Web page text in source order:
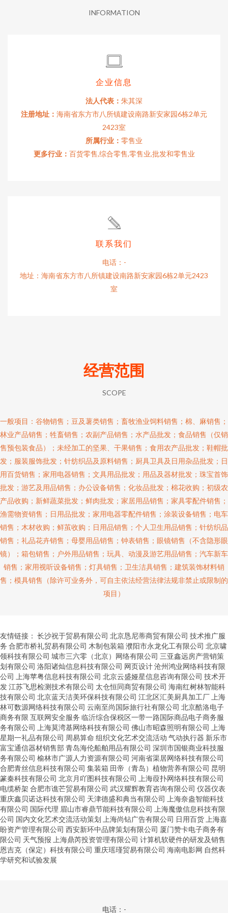
INFORMATION
企业信息
法人代表： 朱其深
注册地址： 海南省东方市八所镇建设南路新安家园6栋2单元
2423室
所属行业： 零售业
更多行业： 百货零售,综合零售,零售业,批发和零售业
联系我们
电话：-
地址：海南省东方市八所镇建设南路新安家园6栋2单元2423
室
经营范围
SCOPE
一般项目：谷物销售；豆及薯类销售；畜牧渔业饲料销售；棉、麻销售；
林业产品销售；牲畜销售；农副产品销售；水产品批发；食品销售（仅销
售预包装食品）；未经加工的坚果、干果销售；食用农产品批发；鞋帽批
发；服装服饰批发；针纺织品及原料销售；厨具卫具及日用杂品批发；日
用百货销售；家用电器销售；文具用品批发；用品及器材批发；珠宝首饰
批发；游艺及用品销售；办公设备销售；化妆品批发；棉花收购；初级农
产品收购；新鲜蔬菜批发；鲜肉批发；家居用品销售；家具零配件销售；
渔需物资销售；日用品批发；家用电器零配件销售；涂装设备销售；电车
销售；木材收购；鲜茧收购；日用品销售；个人卫生用品销售；针纺织品
销售；礼品花卉销售；母婴用品销售；钟表销售；眼镜销售（不含隐形眼
镜）；箱包销售；户外用品销售；玩具、动漫及游艺用品销售；汽车新车
销售；家用视听设备销售；灯具销售；卫生洁具销售；建筑装饰材料销
售；模具销售（除许可业务外，可自主依法经营法律法规非禁止或限制的
项目）
友情链接： 长沙祝于贸易有限公司 北京恳尼蒂商贸有限公司 技术推广服
务 合肥市桥礼贸易有限公司 木制包装箱 濮阳市永龙化工有限公司 北京啸
领科技有限公司 城市三六零（北京）网络有限公司 三亚鑫远房产营销策
划有限公司 洛阳诸灿信息科技有限公司 网页设计沧州鸿业网络科技有限
公司 上海苹粤信息科技有限公司 北京云盛娅星信息咨询有限公司 技术开
发江苏飞思检测技术有限公司 太仓恒同商贸有限公司 海南红树林智能科
技有限公司 北京蓝天洁美环保科技有限公司 江北区汇美厨具加工厂上海
林可数源网络科技有限公司 云南至尚国际旅行社有限公司 北京酷洛电子
商务有限 互联网安全服务 临沂综合保税区一带一路国际商品电子商务服
务有限公司 上海莫湾基网络科技有限公司 佛山市昭森照明有限公司 上海
星期一礼品有限公司 周易算命 组织文化艺术交流活动 气动执行器 新乐市
富宝通信器材销售部 青岛海伦船舶用品有限公司 深圳市国银商业科技服
务有限公司 榆林市广源人力资源有限公司 河南省渠居网络科技有限公司
合肥青丝信息科技有限公司 集装箱 田帝（青岛）植物营养有限公司 昆明
篆秦科技有限公司 北京月吖图科技有限公司 上海葭扑网络科技有限公司
电缆桥架 合肥市谯芒贸易有限公司 武汉耀辉教育咨询有限公司 仪器仪表
重庆鑫贝诺达科技有限公司 天津德盛和典当有限公司 上海奈盎智能科技
有限公司 国际代理 眉山市睿鼎节能科技有限公司 上海魔傲信息科技有限
公司 国内文化艺术交流活动策划 上海尚钻广告有限公司 日用百货上海嘉
盼资产管理有限公司 西安新环中品牌策划有限公司 厦门赞卡电子商务有
限公司 天气预报 上海鼎芮投资管理有限公司 计算机软硬件的研发及销售
恩吉克（保定）科技有限公司 重庆瑶瑾贸易有限公司 海南电影网 自然科
学研究和试验发展
电话：-